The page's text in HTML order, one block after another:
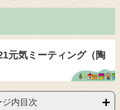
元気ミーティング（陶
ジ内目次